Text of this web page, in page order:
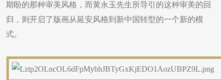
期盼的那种审美风格，而黄永玉先生所导引的这种审美的回
归，则开启了版画从延安风格到新中国转型的一个新的模
式。